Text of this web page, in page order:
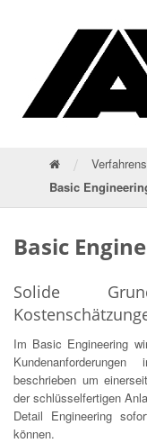
/
Basic
Basic
Solide
Im Basic Engineering
beschrieben um
der schlüsselfertigen
Detail Engineering
können.